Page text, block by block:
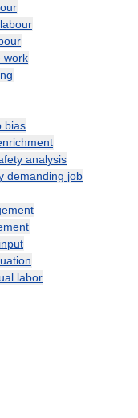
labour
work
bias
analysis
demanding job
input
labor